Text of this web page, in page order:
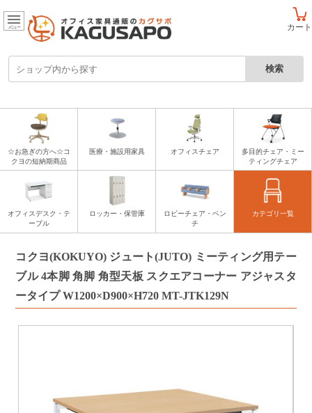
カート
メニュー
☆お急ぎの方へ☆コ
クヨの短納期商品
医療・施設用家具 オフィスチェア
多目的チェア・ミー
ティングチェア
オフィスデスク・テ
ーブル
ロッカー・保管庫
ロビーチェア・ベン
チ
カテゴリ一覧
コクヨ(KOKUYO) ジュート(JUTO) ミーティング用テー
ブル 4本脚 角脚 角型天板 スクエアコーナー アジャスタ
ータイプ W1200×D900×H720 MT-JTK129N